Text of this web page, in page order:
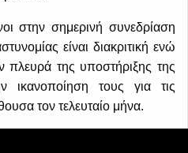
στην σημερινή συνεδρίαση
είναι διακριτική ενώ
πλευρά της υποστήριξης της
ικανοποίηση τους για τις
τον τελευταίο μήνα.